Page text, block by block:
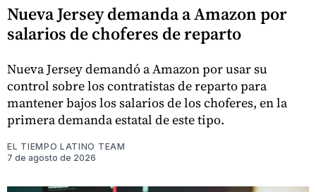
Nueva Jersey demanda a Amazon por
salarios de choferes de reparto
Nueva Jersey demandó a Amazon por usar su
control sobre los contratistas de reparto para
mantener bajos los salarios de los choferes, en la
primera demanda estatal de este tipo.
EL TIEMPO LATINO TEAM
7 de agosto de 2026